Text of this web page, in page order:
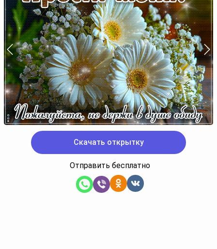
Скачать открытку
Отправить бесплатно